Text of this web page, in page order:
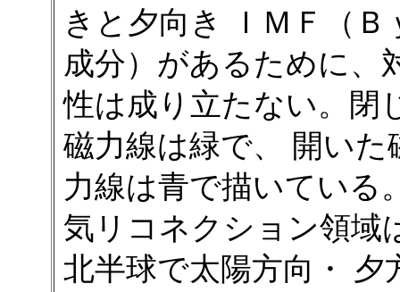
きと夕向き ＩＭＦ（Ｂ
成分）があるために、
性は成り立たない。閉
磁力線は緑で、 開いた
力線は青で描いている
気リコネクション領域
北半球で太陽方向・ 夕